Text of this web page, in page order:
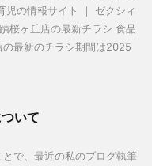
児の情報サイト ｜ ゼクシィ
桜ヶ丘店の最新チラシ 食品
最新のチラシ期間は2025
いて
で、最近の私のブログ執筆